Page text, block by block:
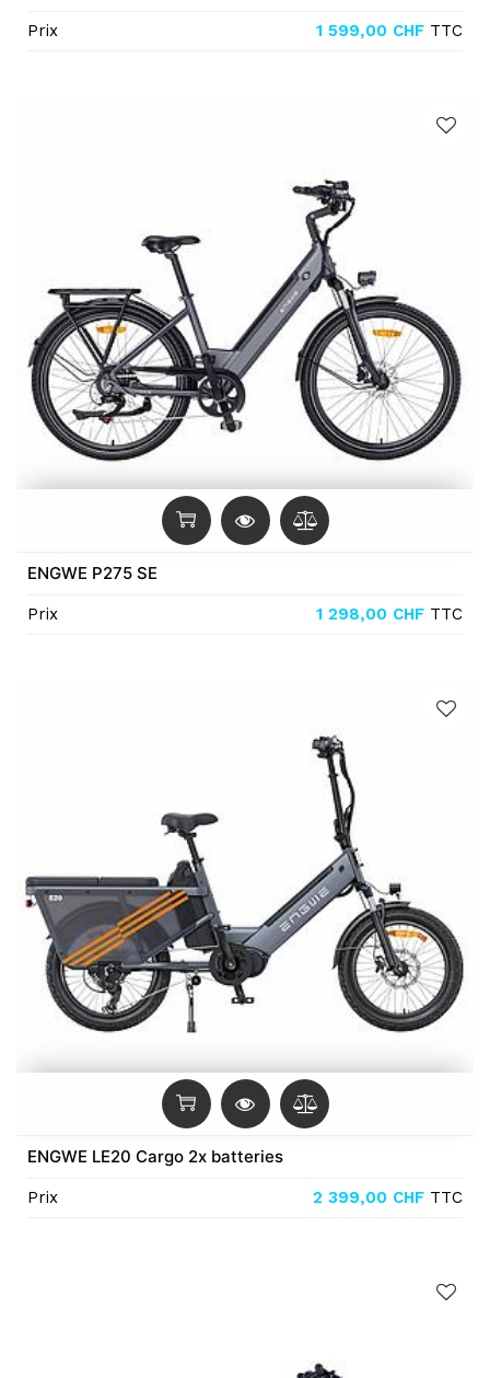
Prix 1 599,00 CHF TTC
ENGWE P275 SE
Prix 1 298,00 CHF TTC
ENGWE LE20 Cargo 2x batteries
Prix 2 399,00 CHF TTC